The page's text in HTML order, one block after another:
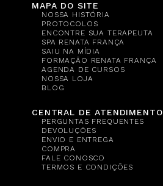
MAPA DO SITE
NOSSA HISTÓRIA
PROTOCOLOS
ENCONTRE SUA TERAPEUTA
SPA RENATA FRANÇA
SAIU NA MÍDIA
FORMAÇÃO RENATA FRANÇA
AGENDA DE CURSOS
NOSSA LOJA
BLOG
CENTRAL DE ATENDIMENTO
PERGUNTAS FREQUENTES
DEVOLUÇÕES
ENVIO E ENTREGA
COMPRA
FALE CONOSCO
TERMOS E CONDIÇÕES